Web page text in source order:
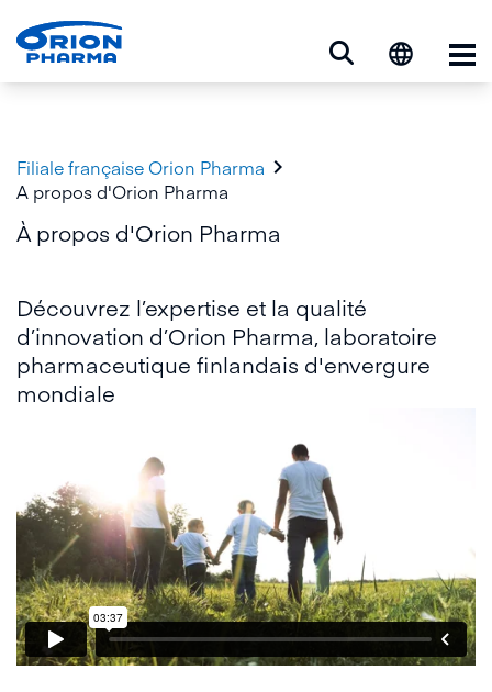
Filiale française Orion Pharma 
A propos d'Orion Pharma
À propos d'Orion Pharma
Découvrez l’expertise et la qualité
d’innovation d’Orion Pharma, laboratoire
pharmaceutique finlandais d'envergure
mondiale